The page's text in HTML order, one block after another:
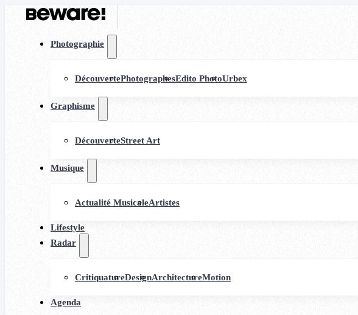
Photographie
DécouvertePhotographesEdito PhotoUrbex
Graphisme
DécouverteStreet Art
Musique
Actualité MusicaleArtistes
Lifestyle
Radar
CritiquatureDesignArchitectureMotion
Agenda